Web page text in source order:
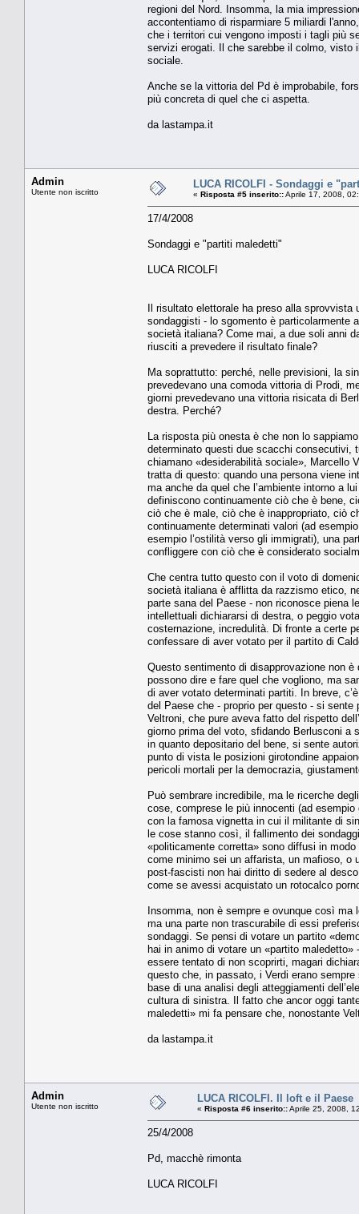
regioni del Nord. Insomma, la mia
accontentiamo di risparmiare 5 miliardi
che i territori cui vengono imposti i tagli più
servizi erogati. Il che sarebbe il colmo, visto
sociale.
Anche se la vittoria del Pd è improbabile,
più concreta di quel che ci aspetta.
da lastampa.it
Admin
Utente non iscritto
LUCA RICOLFI - Sondaggi e
« Risposta #5 inserito::Aprile 17, 2008,
17/4/2008
Sondaggi e "partiti maledetti"
LUCA RICOLFI
Il risultato elettorale ha preso alla
sondaggisti - lo sgomento è particolarmente
società italiana? Come mai, a due soli anni
riusciti a prevedere il risultato finale?
Ma soprattutto: perché, nelle previsioni, la
prevedevano una comoda vittoria di Prodi,
giorni prevedevano una vittoria risicata di
destra. Perché?
La risposta più onesta è che non lo
determinato questi due scacchi consecutivi,
chiamano «desiderabilità sociale», Marcello
tratta di questo: quando una persona viene
ma anche da quel che l’ambiente intorno a
definiscono continuamente ciò che è bene,
ciò che è male, ciò che è inappropriato, ciò
continuamente determinati valori (ad
esempio l’ostilità verso gli immigrati), una
confliggere con ciò che è considerato
Che centra tutto questo con il voto di
società italiana è afflitta da razzismo etico,
parte sana del Paese - non riconosce piena
intellettuali dichiararsi di destra, o peggio
costernazione, incredulità. Di fronte a certe
confessare di aver votato per il partito di
Questo sentimento di disapprovazione non
possono dire e fare quel che vogliono, ma
di aver votato determinati partiti. In breve,
del Paese che - proprio per questo - si
Veltroni, che pure aveva fatto del rispetto
giorno prima del voto, sfidando Berlusconi a
in quanto depositario del bene, si sente
punto di vista le posizioni girotondine
pericoli mortali per la democrazia,
Può sembrare incredibile, ma le ricerche
cose, comprese le più innocenti (ad
con la famosa vignetta in cui il militante di
le cose stanno così, il fallimento dei
«politicamente corretta» sono diffusi in
come minimo sei un affarista, un mafioso, o
post-fascisti non hai diritto di sedere al
come se avessi acquistato un rotocalco
Insomma, non è sempre e ovunque così
ma una parte non trascurabile di essi
sondaggi. Se pensi di votare un partito
hai in animo di votare un «partito
essere tentato di non scoprirti, magari
questo che, in passato, i Verdi erano
base di una analisi degli atteggiamenti
cultura di sinistra. Il fatto che ancor oggi
maledetti» mi fa pensare che, nonostante
da lastampa.it
Admin
Utente non iscritto
LUCA RICOLFI. Il loft e il Paese
« Risposta #6 inserito::Aprile 25, 2008,
25/4/2008
Pd, macchè rimonta
LUCA RICOLFI